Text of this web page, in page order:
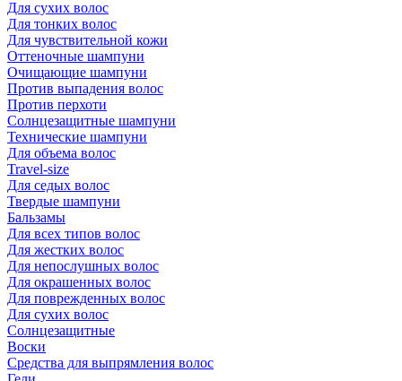
Для сухих волос
Для тонких волос
Для чувствительной кожи
Оттеночные шампуни
Очищающие шампуни
Против выпадения волос
Против перхоти
Солнцезащитные шампуни
Технические шампуни
Для объема волос
Travel-size
Для седых волос
Твердые шампуни
Бальзамы
Для всех типов волос
Для жестких волос
Для непослушных волос
Для окрашенных волос
Для поврежденных волос
Для сухих волос
Солнцезащитные
Воски
Средства для выпрямления волос